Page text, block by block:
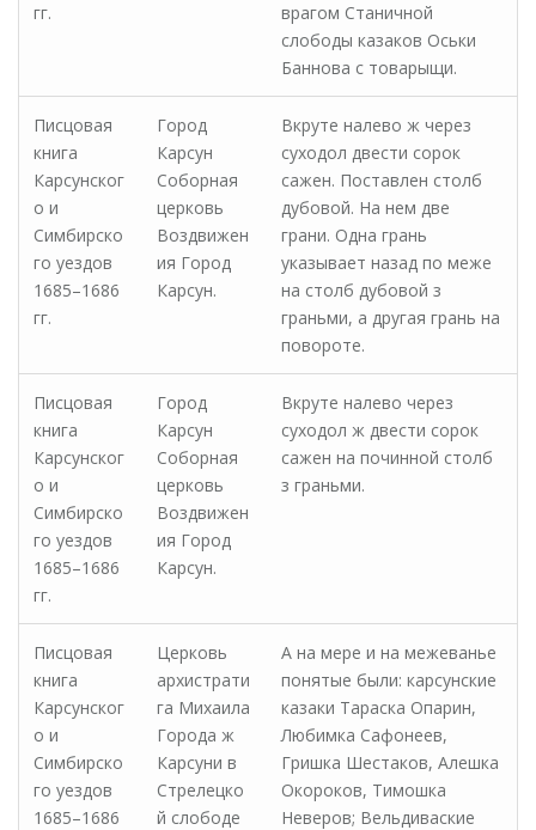
гг.
врагом Станичной
слободы казаков Оськи
Баннова с товарыщи.
Писцовая
книга
Карсунског
о и
Симбирско
го уездов
1685–1686
гг.
Город
Карсун
Соборная
церковь
Воздвижен
ия Город
Карсун.
Вкруте налево ж через
суходол двести сорок
сажен. Поставлен столб
дубовой. На нем две
грани. Одна грань
указывает назад по меже
на столб дубовой з
граньми, а другая грань на
повороте.
Писцовая
книга
Карсунског
о и
Симбирско
го уездов
1685–1686
гг.
Город
Карсун
Соборная
церковь
Воздвижен
ия Город
Карсун.
Вкруте налево через
суходол ж двести сорок
сажен на починной столб
з граньми.
Писцовая
книга
Карсунског
о и
Симбирско
го уездов
1685–1686
Церковь
архистрати
га Михаила
Города ж
Карсуни в
Стрелецко
й слободе
А на мере и на межеванье
понятые были: карсунские
казаки Тараска Опарин,
Любимка Сафонеев,
Гришка Шестаков, Алешка
Окороков, Тимошка
Неверов; Вельдиваские